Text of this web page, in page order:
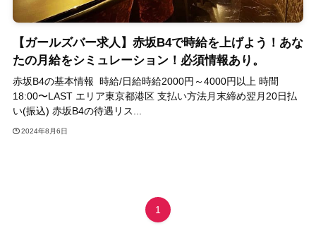
【ガールズバー求人】赤坂B4で時給を上げよう！あな
たの月給をシミュレーション！必須情報あり。
赤坂B4の基本情報 時給/日給時給2000円～4000円以上 時間
18:00〜LAST エリア東京都港区 支払い方法月末締め翌月20日払
い(振込) 赤坂B4の待遇リス...
2024年8月6日
1